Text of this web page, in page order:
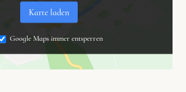
Karte laden
Google Maps immer entsperren